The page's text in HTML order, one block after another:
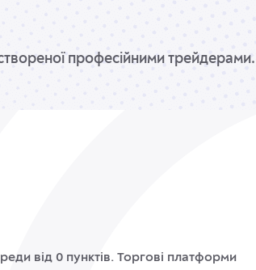
професійними трейдерами.
від 0 пунктів. Торгові платформи